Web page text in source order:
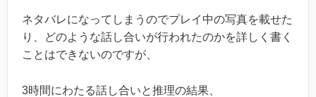
ネタバレになってしまうのでプレイ中の写真を載せた
り、どのような話し合いが行われたのかを詳しく書く
ことはできないのですが、
3時間にわたる話し合いと推理の結果、